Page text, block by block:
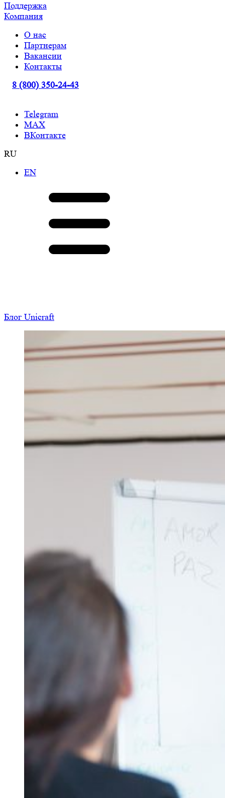
Поддержка
Компания
О нас
Партнерам
Вакансии
Контакты
8 (800) 350-24-43
Telegram
МАХ
ВКонтакте
RU
EN
Блог Unicraft